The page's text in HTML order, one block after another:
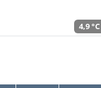
4,9 °C